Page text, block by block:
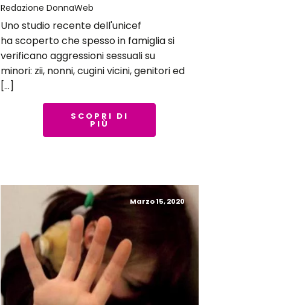
Redazione DonnaWeb
Uno studio recente dell'unicef
ha scoperto che spesso in famiglia si
verificano aggressioni sessuali su
minori: zii, nonni, cugini vicini, genitori ed
[…]
SCOPRI DI
PIÙ
Marzo 15, 2020